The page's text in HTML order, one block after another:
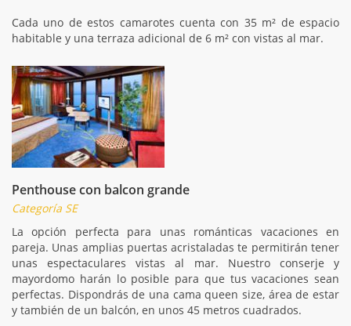
Cada uno de estos camarotes cuenta con 35 m² de espacio
habitable y una terraza adicional de 6 m² con vistas al mar.
Penthouse con balcon grande
Categoría SE
La opción perfecta para unas románticas vacaciones en
pareja. Unas amplias puertas acristaladas te permitirán tener
unas espectaculares vistas al mar. Nuestro conserje y
mayordomo harán lo posible para que tus vacaciones sean
perfectas. Dispondrás de una cama queen size, área de estar
y también de un balcón, en unos 45 metros cuadrados.